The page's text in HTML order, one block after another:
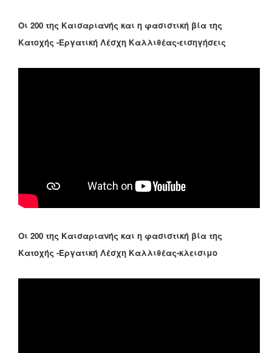
Οι 200 της Καισαριανής και η φασιστική βία της
Κατοχής -Εργατική Λέσχη Καλλιθέας-εισηγήσεις
Οι 200 της Καισαριανής και η φασιστική βία της
Κατοχής -Εργατική Λέσχη Καλλιθέας-κλεισιμο